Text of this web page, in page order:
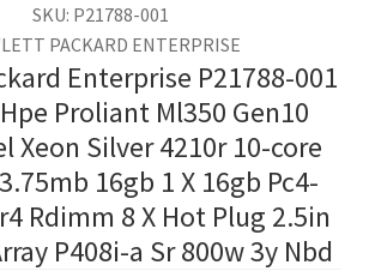
SKU: P21788-001
PACKARD ENTERPRISE
Enterprise P21788-001
Proliant Ml350 Gen10
Xeon Silver 4210r 10-core
16gb 1 X 16gb Pc4-
Rdimm 8 X Hot Plug 2.5in
P408i-a Sr 800w 3y Nbd